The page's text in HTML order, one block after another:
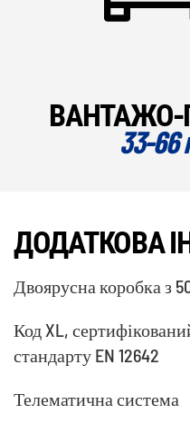
ВАНТАЖО-
33-66
ДОДАТКОВА
Двоярусна коробка з
Код XL,
стандарту EN 12642
Телематична система